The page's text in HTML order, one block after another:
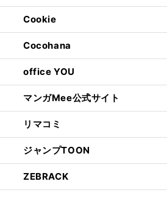
Cookie
Cocohana
office YOU
マンガMee公式サイト
リマコミ
ジャンプTOON
ZEBRACK